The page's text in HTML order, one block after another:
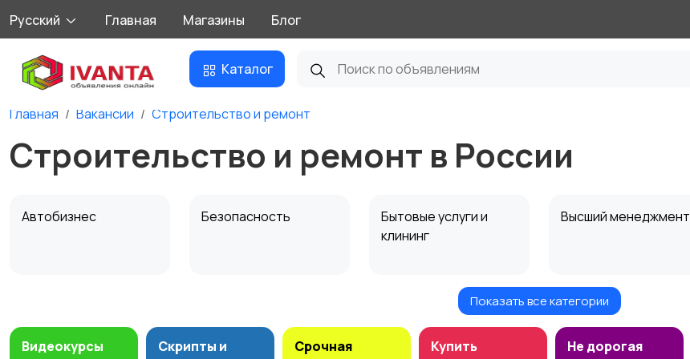
Русский Главная Магазины Блог
Каталог
Главная Вакансии Строительство и ремонт
Строительство и ремонт в России
Автобизнес Безопасность
Бытовые услуги и
клининг
Высший менеджмент
Информационные
технологии
Искусство и
развлечения
Показать все категории
Видеокурсы
Скрипты и
Срочная
Купить
Не дорогая